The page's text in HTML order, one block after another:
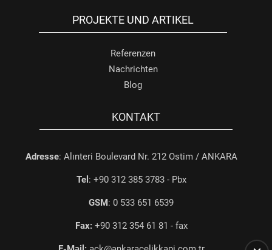
PROJEKTE UND ARTIKEL
Referenzen
Nachrichten
Blog
KONTAKT
Adresse: Alınteri Boulevard Nr. 212 Ostim / ANKARA
Tel : +90 312 385 3783 - Pbx
GSM: 0 533 651 6539
Fax:+90 312 354 61 81 - fax